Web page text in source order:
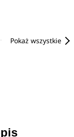
Pokaż wszystkie